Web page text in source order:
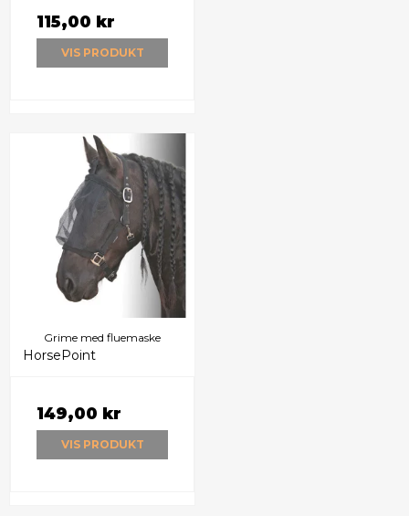
115,00 kr
VIS PRODUKT
Grime med fluemaske
HorsePoint
149,00 kr
VIS PRODUKT